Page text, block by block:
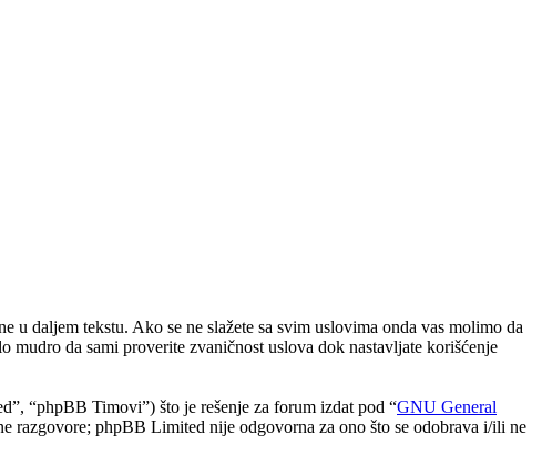
u daljem tekstu. Ako se ne slažete sa svim uslovima onda vas molimo da
da sami proverite zvaničnost uslova dok nastavljate korišćenje
“phpBB Timovi”) što je rešenje za forum izdat pod “GNU General
razgovore; phpBB Limited nije odgovorna za ono što se odobrava i/ili ne